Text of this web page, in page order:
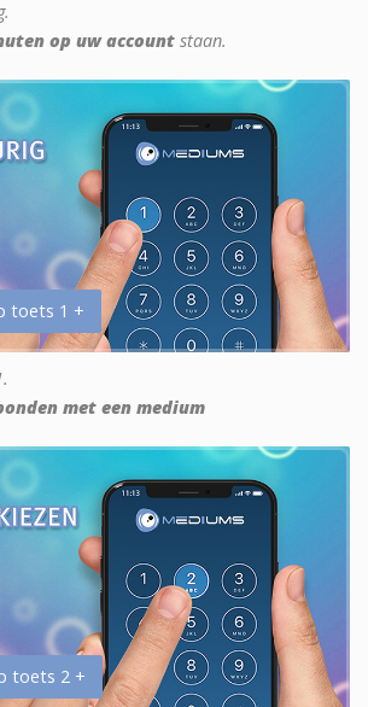
op uw account staan.
toets 1 +
met een medium
toets 2 +